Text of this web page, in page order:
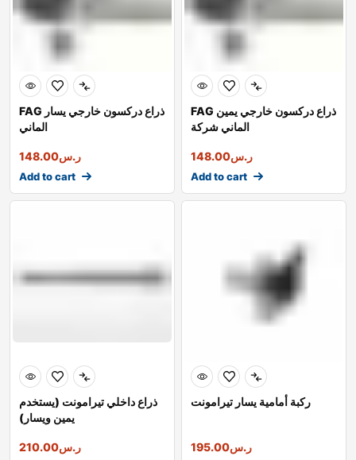
FAG ذراع دركسون خارجي يسار
الماني
ر.س148.00
Add to cart
FAG ذراع دركسون خارجي يمين
الماني شركة
ر.س148.00
Add to cart
ذراع داخلي تيرامونت (يستخدم
يمين ويسار)
ر.س210.00
ركبة أمامية يسار تيرامونت
ر.س195.00